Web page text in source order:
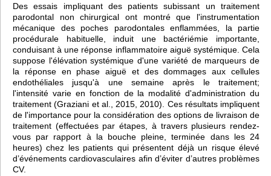
Des essais impliquant des patients subissant un traitement
parodontal non chirurgical ont montré que l'instrumentation
mécanique des poches parodontales enflammées, la partie
procédurale habituelle, induit une bactériémie importante,
conduisant à une réponse inflammatoire aiguë systémique. Cela
suppose l'élévation systémique d'une variété de marqueurs de
la réponse en phase aiguë et des dommages aux cellules
endothéliales jusqu'à une semaine après le traitement;
l'intensité varie en fonction de la modalité d'administration du
traitement (Graziani et al., 2015, 2010). Ces résultats impliquent
de l'importance pour la considération des options de livraison de
traitement (effectuées par étapes, à travers plusieurs rendez-
vous par rapport à la bouche pleine, terminée dans les 24
heures) chez les patients qui présentent déjà un risque élevé
d’événements cardiovasculaires afin d’éviter d’autres problèmes
CV.